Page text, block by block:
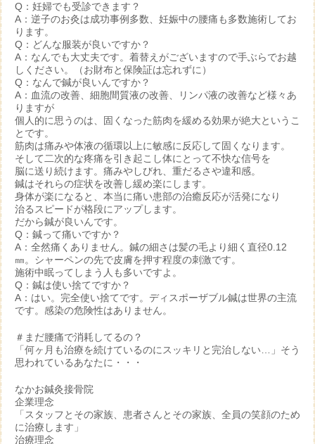
Q：妊婦でも受診できます？
A：逆子のお灸は成功事例多数、妊娠中の腰痛も多数施術してお
ります。
Q：どんな服装が良いですか？
A：なんでも大丈夫です。着替えがございますので手ぶらでお越
しください。（お財布と保険証は忘れずに）
Q：なんで鍼が良いんですか？
A：血流の改善、細胞間質液の改善、リンパ液の改善など様々あ
りますが
個人的に思うのは、固くなった筋肉を緩める効果が絶大というこ
とです。
筋肉は痛みや体液の循環以上に敏感に反応して固くなります。
そして二次的な疼痛を引き起こし体にとって不快な信号を
脳に送り続けます。痛みやしびれ、重だるさや違和感。
鍼はそれらの症状を改善し緩め楽にします。
身体が楽になると、本当に痛い患部の治癒反応が活発になり
治るスピードが格段にアップします。
だから鍼が良いんです。
Q：鍼って痛いですか？
A：全然痛くありません。鍼の細さは髪の毛より細く直径0.12
㎜。シャーペンの先で皮膚を押す程度の刺激です。
施術中眠ってしまう人も多いですよ。
Q：鍼は使い捨てですか？
A：はい。完全使い捨てです。ディスポーザブル鍼は世界の主流
です。感染の危険性はありません。
＃まだ腰痛で消耗してるの？
「何ヶ月も治療を続けているのにスッキリと完治しない…」そう
思われているあなたに・・・
なかお鍼灸接骨院
企業理念
「スタッフとその家族、患者さんとその家族、全員の笑顔のため
に治療します」
治療理念